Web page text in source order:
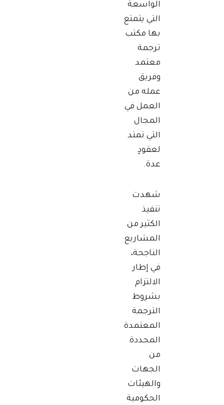
الواسعة
التي يتمتع
بها مكتب
ترجمة
معتمد
وفريق
عمله من
العمل في
المجال
التي تمتد
لعقودٍ
عدة.
شهدت
تنفيذ
الكثير من
المشاريع
الناجحة،
في إطار
الالتزام
بشروط
الترجمة
المعتمدة
المحددة
من
الجهات
والهيئات
الحكومية